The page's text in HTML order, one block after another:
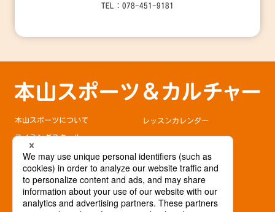
TEL：078-451-9181
本山スポーツについて
スイミングスクール
テニススクール
カルチャースクール
レッスンカレンダー
よくある質問
入会の流れ
各種お手続き
アクセス